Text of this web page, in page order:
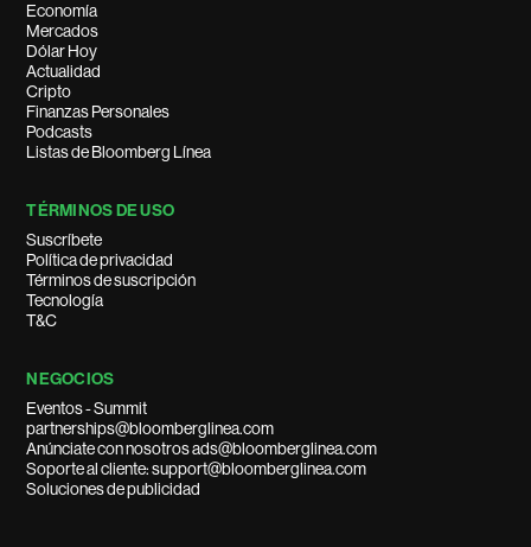
Economía
Mercados
Dólar Hoy
Actualidad
Cripto
Finanzas Personales
Podcasts
Listas de Bloomberg Línea
TÉRMINOS DE USO
Suscríbete
Política de privacidad
Términos de suscripción
Tecnología
T&C
NEGOCIOS
Eventos - Summit
partnerships@bloomberglinea.com
Anúnciate con nosotros ads@bloomberglinea.com
Soporte al cliente: support@bloomberglinea.com
Soluciones de publicidad